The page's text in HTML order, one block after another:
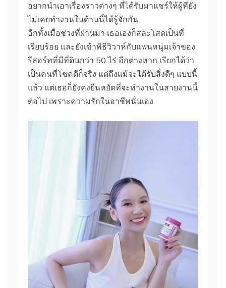
อยากนำเอาเรื่องราวต่างๆ ที่ได้รับมาแชร์ให้ผู้ที่ยัง
ไม่เคยทำงานในด้านนี้ได้รู้จักกัน
อีกทั้งเมื่อช่วงที่ผ่านมา เธอเองก็สละโสดเป็นที่
เรียบร้อย และยังเข้าพิธีวิวาห์กับแฟนหนุ่มเจ้าของ
รีสอร์ทที่มีที่ดินกว่า 50 ไร่ อีกต่างหาก เรียกได้ว่า
เป็นคนที่โชคดีก็จริง แต่ถึงแม้จะได้รับสิ่งดีๆ แบบนี้
แล้ว แต่เธอก็ยังคงยืนหยัดที่จะทำงานในสายงานนี้
ต่อไป เพราะความรักในอาชีพนั่นเอง